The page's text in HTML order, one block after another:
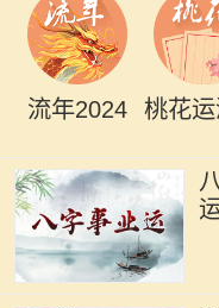
流年2024 桃花